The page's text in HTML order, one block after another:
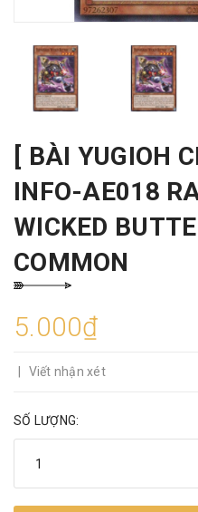
[ BÀI YUGIOH
INFO-AE018
WICKED
COMMON
5.000₫
Viết nhận xét
SỐ LƯỢNG: